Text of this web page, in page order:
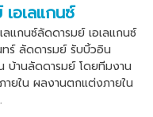
อเลแกนซ์
ลแกนซ์ลัดดารมย์ เอเลแกนซ์
ร์ ลัดดารมย์ รับบิ้วอิน
บ้านลัดดารมย์ โดยทีมงาน
ยใน ผลงานตกแต่งภายใน